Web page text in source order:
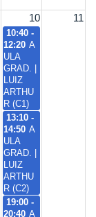
19:00 -
20:40 A
10:40 -
12:20 A
ULA
GRAD. |
LUIZ
ARTHU
R (C1)
13:10 -
14:50 A
ULA
GRAD. |
LUIZ
ARTHU
R (C2)
10 11